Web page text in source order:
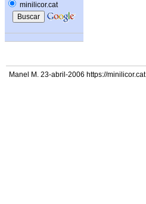
minilicor.cat
Manel M. 23-abril-2006 https://minilicor.cat